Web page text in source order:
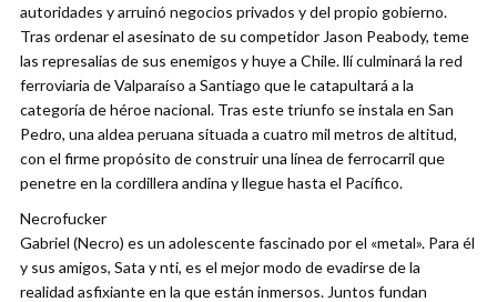
autoridades y arruinó negocios privados y del propio gobierno.
Tras ordenar el asesinato de su competidor Jason Peabody, teme
las represalias de sus enemigos y huye a Chile. llí culminará la red
ferroviaria de Valparaíso a Santiago que le catapultará a la
categoría de héroe nacional. Tras este triunfo se instala en San
Pedro, una aldea peruana situada a cuatro mil metros de altitud,
con el firme propósito de construir una línea de ferrocarril que
penetre en la cordillera andina y llegue hasta el Pacífico.
Necrofucker
Gabriel (Necro) es un adolescente fascinado por el «metal». Para él
y sus amigos, Sata y nti, es el mejor modo de evadirse de la
realidad asfixiante en la que están inmersos. Juntos fundan